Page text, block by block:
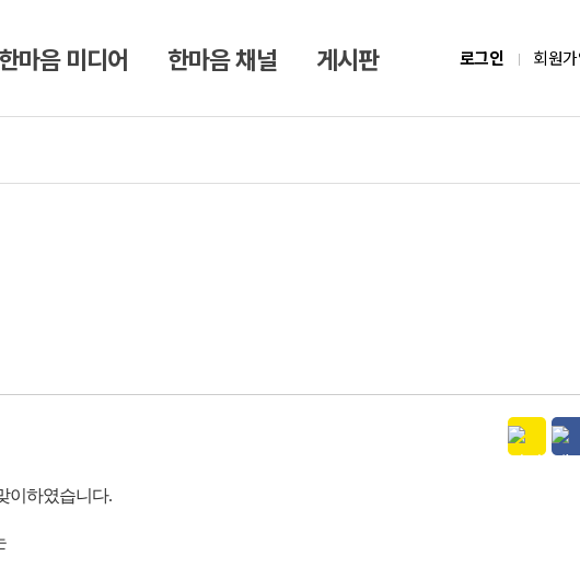
한마음 미디어 한마음 채널 게시판 로그인 회원
이하였습니다.